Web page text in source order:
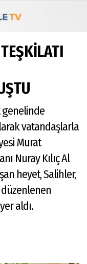
Gizlilik
İlkeleri
genelinde
vatandaşlarla
Murat
Nuray Kılıç Al
heyet, Salihler,
aldı.